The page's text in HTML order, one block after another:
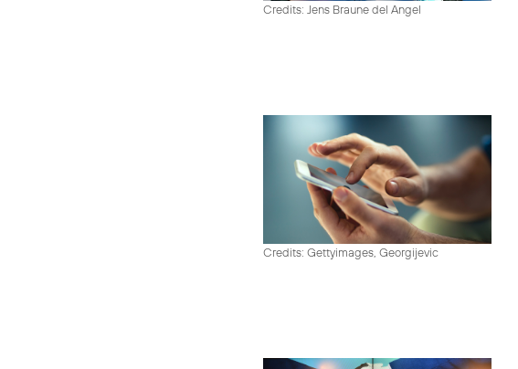
Credits: Jens Braune del Angel
Credits: Gettyimages, Georgijevic